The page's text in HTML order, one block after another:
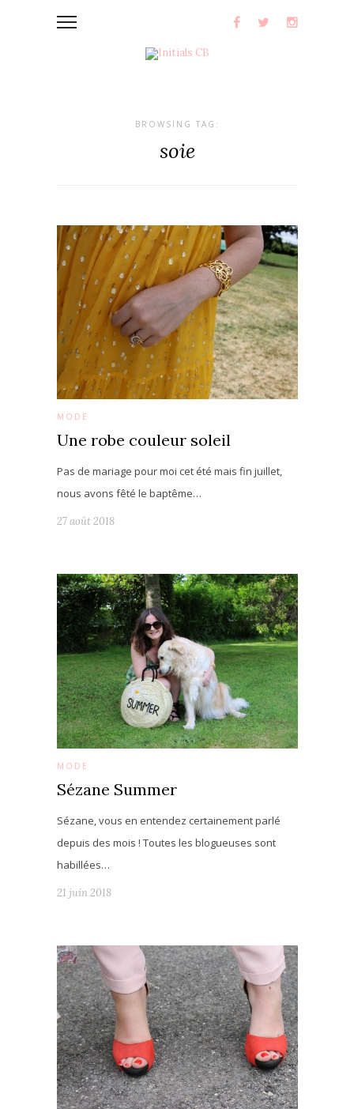
BROWSING TAG:
soie
MODE
Une robe couleur soleil
Pas de mariage pour moi cet été mais fin juillet,
nous avons fêté le baptême…
27 août 2018
MODE
Sézane Summer
Sézane, vous en entendez certainement parlé
depuis des mois ! Toutes les blogueuses sont
habillées…
21 juin 2018